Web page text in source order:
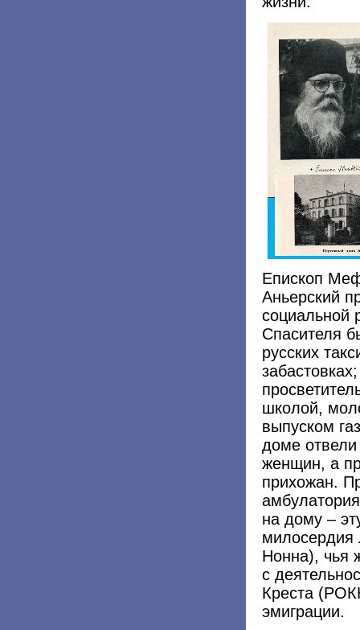
Епископ
Аньерский
социальной
Спасителя
русских
школой,
выпуском
доме
женщин, а
прихожан.
на дому –
милосердия
Нонна), чья
с
Креста
эмиграции.